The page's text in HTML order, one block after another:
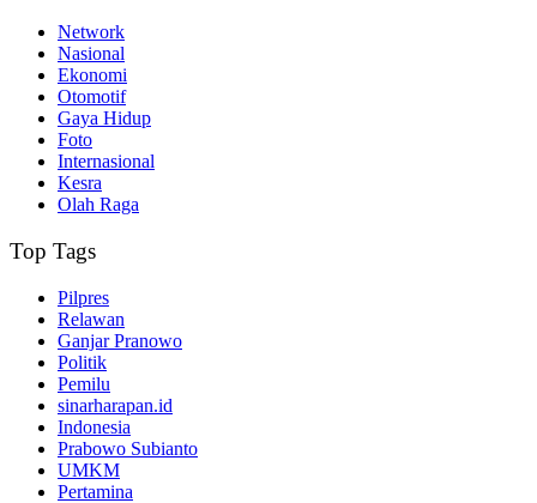
Network
Nasional
Ekonomi
Otomotif
Gaya Hidup
Foto
Internasional
Kesra
Olah Raga
Top Tags
Pilpres
Relawan
Ganjar Pranowo
Politik
Pemilu
sinarharapan.id
Indonesia
Prabowo Subianto
UMKM
Pertamina